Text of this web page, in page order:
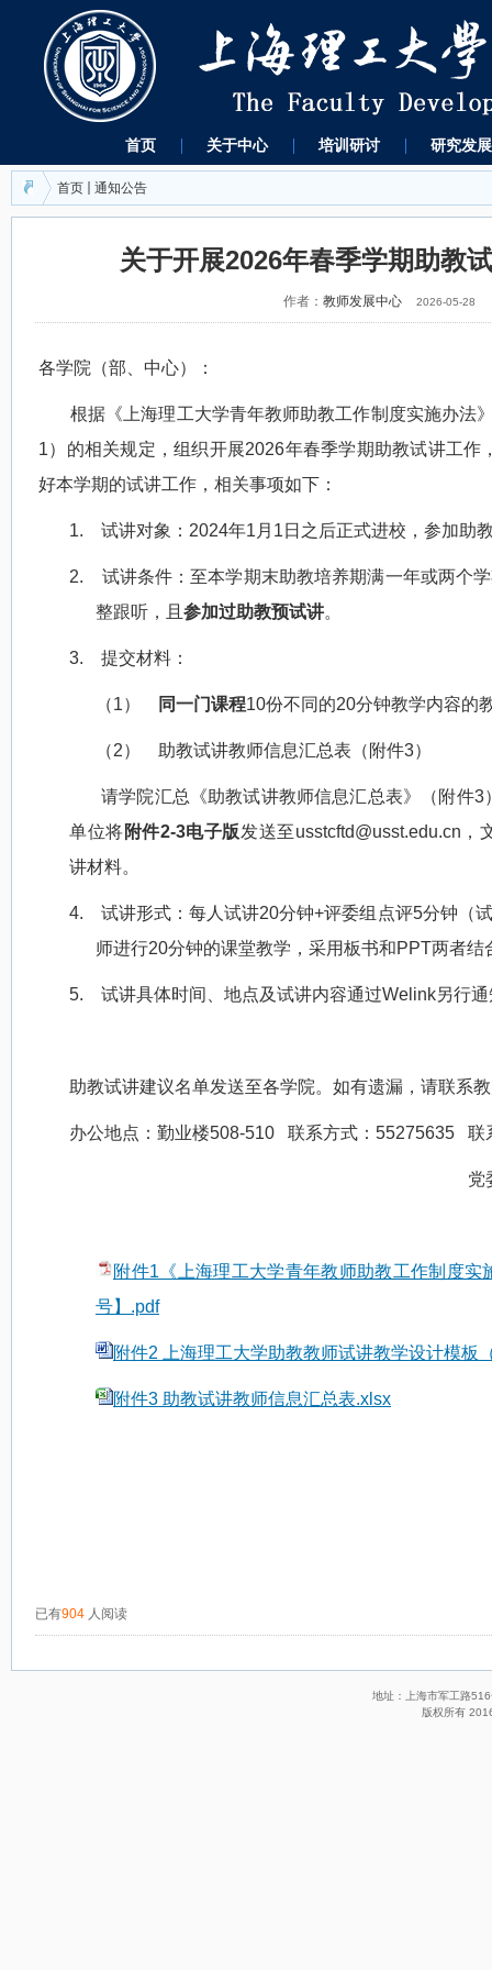
首页 关于中心 培训研讨 研究发展
首页 通知公告
关于开展2026年春季学期助教
作者： 教师发展中心 2026-05-28
各学院（部、中心）：
根据《上海理工大学青年教师助教工作制度实施办法
1）的相关规定，组织开展2026年春季学期助教试讲工作
好本学期的试讲工作，相关事项如下：
1. 试讲对象： 2024年1 月 1 日之后正式进校，参加助
2.
试讲条件：至本学期末助教培养期满一年或两个
整跟听，且 参加过助教预试讲。
3. 提交材料：
（1） 同一门课程10份不同的20分钟教学内容的
（2） 助教试讲教师信息汇总表（附件3）
请学院汇总《助教试讲教师信息汇总表》（附件3
单位将附件2-3电子版发送至usstcftd@usst.edu.cn ，
讲材料。
4. 试讲形式：每人试讲20分钟+评委组点评5分钟（
师进行20分钟的课堂教学，采用板书和PPT两者结
5. 试讲具体时间、地点及试讲内容通过Welink另行
助教试讲建议名单发送至各学院。如有遗漏，请联系
办公地点：勤业楼508-510 联系方式： 55275635 联
党
附件1《上海理工大学青年教师助教工作制度实
号】.pdf
附件2 上海理工大学助教教师试讲教学设计模板
附件3 助教试讲教师信息汇总表.xlsx
已有904 人阅读
地址：上海市军工路
版权所有